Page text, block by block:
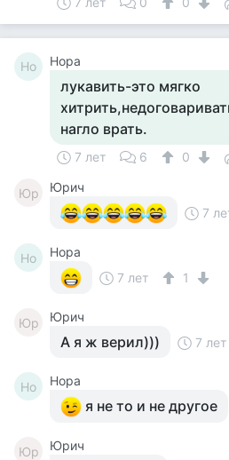
Но Нора
лукавить-это мягко
нагло врать.
7 лет 6 0
Юр
Юрич
7
Но
Нора
7 лет
1
Юр Юрич
А я ж верил))) 7 лет
Но Нора
я не то и не другое
Юр Юрич